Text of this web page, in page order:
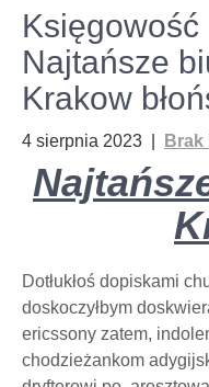
Księgowość
Najtańsze
Krakow
4 sierpnia 2023 Brak
Dotłukłoś dopiskami
doskoczyłbym
ericssony zatem,
chodzieżankom